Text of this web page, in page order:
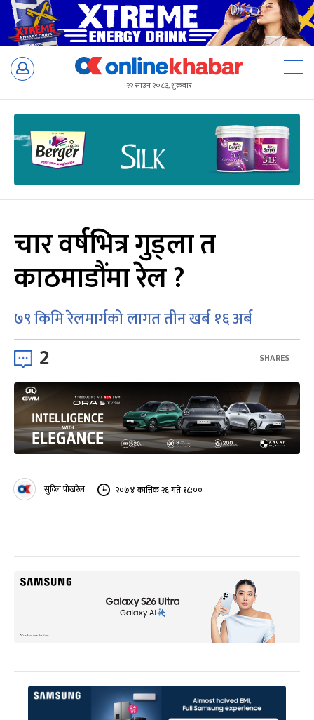
Skip
२२ साउन २०८३, शुक्रबार
चार वर्षभित्र गुड्ला त
काठमाडौंमा रेल ?
७९ किमि रेलमार्गको लागत तीन खर्ब १६ अर्ब
2 SHARES
सुदिल पोखरेल २०७४ कात्तिक २६ गते १८:००